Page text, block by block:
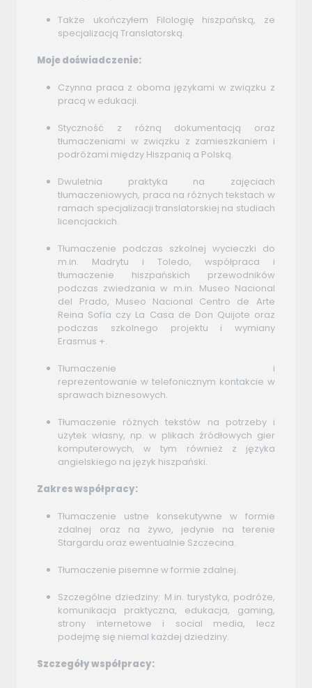
Także ukończyłem ​​​​​​Filologię hiszpańską, ze
specjalizacją Translatorską.
Moje doświadczenie:
Czynna praca z oboma językami w związku z
pracą w edukacji.
Styczność z różną dokumentacją oraz
tłumaczeniami w związku z zamieszkaniem i
podróżami między Hiszpanią a Polską.
Dwuletnia praktyka na zajęciach
tłumaczeniowych, praca na różnych tekstach w
ramach specjalizacji translatorskiej na studiach
licencjackich.
Tłumaczenie podczas szkolnej wycieczki do
m.in. Madrytu i Toledo, współpraca i
tłumaczenie hiszpańskich przewodników
podczas zwiedzania w m.in. Museo Nacional
del Prado, Museo Nacional Centro de Arte
Reina Sofía czy La Casa de Don Quijote oraz
podczas szkolnego projektu i wymiany
Erasmus +.
Tłumaczenie i
reprezentowanie w telefonicznym kontakcie w
sprawach biznesowych.
Tłumaczenie różnych tekstów na potrzeby i
użytek własny, np. w plikach źródłowych gier
komputerowych, w tym również z języka
angielskiego na język hiszpański.
Zakres współpracy:
Tłumaczenie ustne konsekutywne w formie
zdalnej oraz na żywo, jedynie na terenie
Stargardu oraz ewentualnie Szczecina.
Tłumaczenie pisemne w formie zdalnej.
Szczególne dziedziny: M.in. turystyka, podróże,
komunikacja praktyczna, edukacja, gaming,
strony internetowe i social media, lecz
podejmę się niemal każdej dziedziny.
Szczegóły współpracy: